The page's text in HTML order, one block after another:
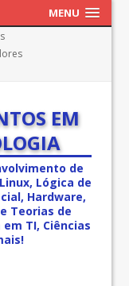
MENU
EM
de
Lógica de
Hardware,
Teorias de
TI, Ciências